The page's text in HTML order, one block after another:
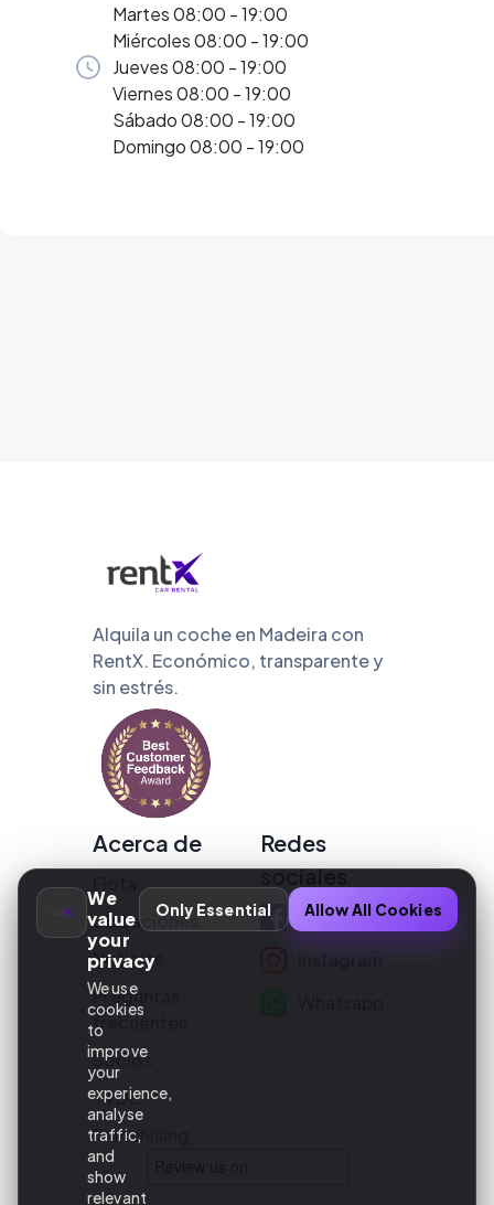
We
value
your
privacy
We use
cookies
to
improve
your
experience,
analyse
traffic,
and
show
relevant
Only Essential Allow All Cookies
Martes 08:00 - 19:00
Miércoles 08:00 - 19:00
Jueves 08:00 - 19:00
Viernes 08:00 - 19:00
Sábado 08:00 - 19:00
Domingo 08:00 - 19:00
Alquila un coche en Madeira con
RentX. Económico, transparente y
sin estrés.
Acerca de
Ubicaciones
Noticias
Preguntas
frecuentes
Socios
TVDE
Franchising
Redes
sociales
Facebook
Instagram